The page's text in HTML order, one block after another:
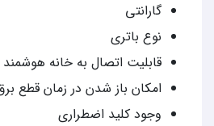
گارانتی
نوع باتری
قابلیت اتصال به خانه هوشمند
امکان باز شدن در زمان قطع
وجود کلید اضطراری